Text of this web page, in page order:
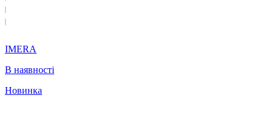
IMERA
В наявності
Новинка